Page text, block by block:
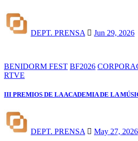
DEPT. PRENSA Jun 29, 2026
BENIDORM FEST BF2026
RTVE
III PREMIOS DE LA ACADEMIA DE LA
DEPT. PRENSA May 27, 2026